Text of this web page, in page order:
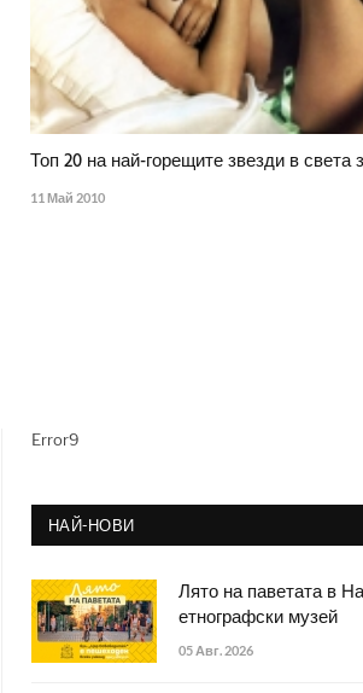
Топ 20 на най-горещите звезди в света
11 Май 2010
Error9
НАЙ-НОВИ
Лято на паветата в
етнографски музей
05 Авг. 2026